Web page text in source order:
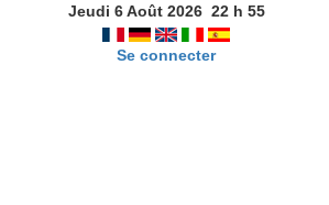
Jeudi 6 Août 2026 22h 55
Se connecter